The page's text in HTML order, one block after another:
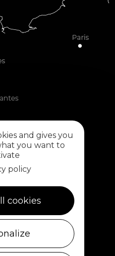
Halles
62 18
Batz
and gives you
you want to
policy
cookies